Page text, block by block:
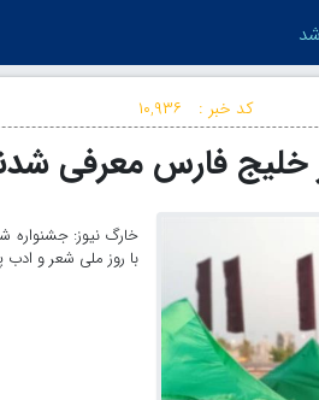
کد خبر : ۱۰,۹۳۶
خلیج فارس معرفی
خارگ نیوز: جشنواره
با روز ملی شعر و ادب